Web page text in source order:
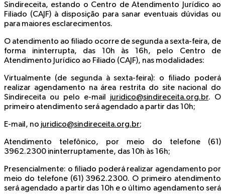
Sindireceita, estando o Centro de Atendimento Jurídico ao
Filiado (CAJF) à disposição para sanar eventuais dúvidas ou
para maiores esclarecimentos.
O atendimento ao filiado ocorre de segunda a sexta-feira, de
forma ininterrupta, das 10h às 16h, pelo Centro de
Atendimento Jurídico ao Filiado (CAJF), nas modalidades:
Virtualmente (de segunda à sexta-feira): o filiado poderá
realizar agendamento na área restrita do site nacional do
Sindireceita ou pelo e-mail juridico@sindireceita.org.br. O
primeiro atendimento será agendado a partir das 10h;
E-mail, no juridico@sindireceita.org.br;
Atendimento telefônico, por meio do telefone (61)
3962.2300 ininterruptamente, das 10h às 16h;
Presencialmente: o filiado poderá realizar agendamento por
meio do telefone (61) 3962.2300. O primeiro atendimento
será agendado a partir das 10h e o último agendamento será